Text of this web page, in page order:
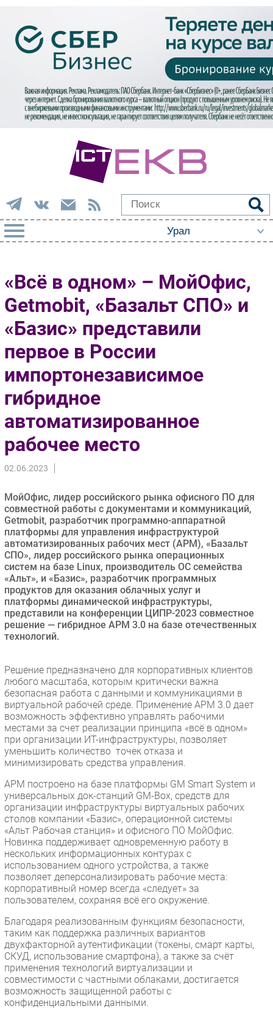
Импорто­замещение
Автоматизация Промышленности
Интернет
Мобильная связь
Фиксированная связь
Интеграция
Рынок ПК
Маркетинг
Торговые сети
Оборудование
Кадры
Регулирование
Финансы
Web
Безопасность
Инновации
CIO/Управление ИТ
Гаджеты
Здоровье
Новости
Аналитика
Интервью
Мероприятия
Проекты
Тестовый стенд
Каталог компаний
«Всё в одном» – МойОфис,
Getmobit, «Базальт СПО» и
«Базис» представили
первое в России
импортонезависимое
гибридное
автоматизированное
рабочее место
02.06.2023
МойОфис, лидер российского рынка офисного ПО для
совместной работы с документами и коммуникаций,
Getmobit, разработчик программно-аппаратной
платформы для управления инфраструктурой
автоматизированных рабочих мест (АРМ), «Базальт
СПО», лидер российского рынка операционных
систем на базе Linux, производитель ОС семейства
«Альт», и «Базис», разработчик программных
продуктов для оказания облачных услуг и
платформы динамической инфраструктуры,
представили на конференции ЦИПР-2023 совместное
решение — гибридное АРМ 3.0 на базе отечественных
технологий.
Решение предназначено для корпоративных клиентов
любого масштаба, которым критически важна
безопасная работа с данными и коммуникациями в
виртуальной рабочей среде. Применение АРМ 3.0 дает
возможность эффективно управлять рабочими
местами за счет реализации принципа «всё в одном»
при организации ИТ-инфраструктуры, позволяет
уменьшить количество точек отказа и
минимизировать средства управления.
АРМ построено на базе платформы GM Smart System и
универсальных док-станций GM-Box, средств для
организации инфраструктуры виртуальных рабочих
столов компании «Базис», операционной системы
«Альт Рабочая станция» и офисного ПО МойОфис.
Новинка поддерживает одновременную работу в
нескольких информационных контурах с
использованием одного устройства, а также
позволяет деперсонализировать рабочие места:
корпоративный номер всегда «следует» за
пользователем, сохраняя всё его окружение.
Благодаря реализованным функциям безопасности,
таким как поддержка различных вариантов
двухфакторной аутентификации (токены, смарт карты,
СКУД, использование смартфона), а также за счёт
применения технологий виртуализации и
совместимости с частными облаками, достигается
возможность защищенной работы с
конфиденциальными данными.